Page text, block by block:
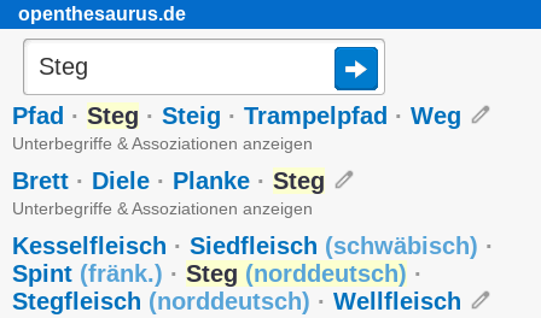
openthesaurus.de
Pfad · Steg · Steig · Trampelpfad · Weg
Unterbegriffe & Assoziationen anzeigen
Brett · Diele · Planke · Steg
Unterbegriffe & Assoziationen anzeigen
Kesselfleisch · Siedfleisch (schwäbisch) ·
Spint (fränk.) · Steg (norddeutsch) ·
Stegfleisch (norddeutsch) · Wellfleisch